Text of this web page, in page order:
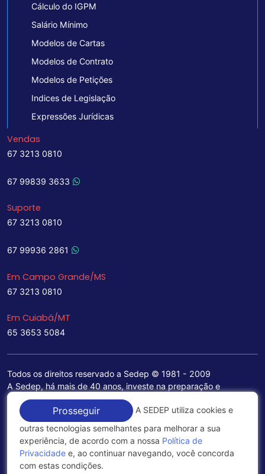
Cálculo do IGPM
Salário Mínimo
Modelos de Cartas
Modelos de Contrato
Modelos de Petições
Indices de Legislação
Expressões Jurídicas
Vendas
67 3213 0810
67 99839 3633
Suporte
67 3213 0810
67 99936 2861
Em Campo Grande/MS
67 3213 0810
Em Cuiabá/MT
65 3653 5084
Todos os direitos reservado a Sedep © 1981 - 2009
A Sedep, há mais de 40 anos, investe na preparação e
treinamento de funcionários e na aquisição de tecnologia de
ponta para a ampliação de seu portfólio de serviços voltados
para a área jurídica, que contemplam informações seguras e
excelentes soluções empresariais.
Política de Privacidade
Prosseguir
A SEDEP utiliza cookies e
outras tecnologias semelhantes para melhorar a sua
experiência, de acordo com a nossa Política de
Privacidade e, ao continuar navegando, você concorda
com estas condições.